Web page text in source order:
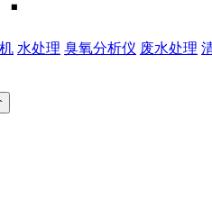
水处理 臭氧分析仪 废水处理